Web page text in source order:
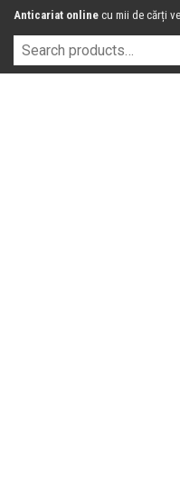
Anticariat online cu mii de cărți